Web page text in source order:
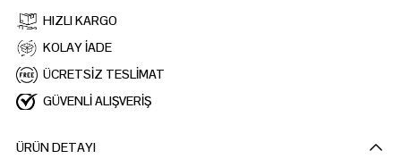
HIZLI KARGO
KOLAY İADE
ÜCRETSİZ TESLİMAT
GÜVENLİ ALIŞVERİŞ
ÜRÜN DETAYI